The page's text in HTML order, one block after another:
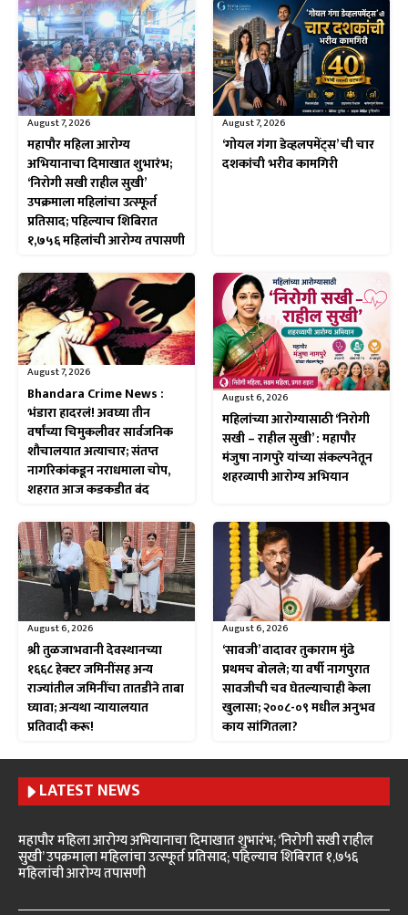
August 7, 2026
महापौर महिला आरोग्य
अभियानाचा दिमाखात शुभारंभ;
‘निरोगी सखी राहील सुखी’
उपक्रमाला महिलांचा उत्स्फूर्त
प्रतिसाद; पहिल्याच शिबिरात
१,७५६ महिलांची आरोग्य तपासणी
August 7, 2026
‘गोयल गंगा डेव्हलपमेंट्स’ ची चार
दशकांची भरीव कामगिरी
August 7, 2026
Bhandara Crime News :
भंडारा हादरलं! अवघ्या तीन
वर्षांच्या चिमुकलीवर सार्वजनिक
शौचालयात अत्याचार; संतप्त
नागरिकांकडून नराधमाला चोप,
शहरात आज कडकडीत बंद
August 6, 2026
महिलांच्या आरोग्यासाठी ‘निरोगी
सखी – राहील सुखी’ : महापौर
मंजुषा नागपुरे यांच्या संकल्पनेतून
शहरव्यापी आरोग्य अभियान
August 6, 2026
श्री तुळजाभवानी देवस्थानच्या
१६६८ हेक्टर जमिनींसह अन्य
राज्यांतील जमिनींचा तातडीने ताबा
घ्यावा; अन्यथा न्यायालयात
प्रतिवादी करू!
August 6, 2026
‘सावजी’ वादावर तुकाराम मुंढे
प्रथमच बोलले; या वर्षी नागपुरात
सावजीची चव घेतल्याचाही केला
खुलासा; २००८-०९ मधील अनुभव
काय सांगितला?
LATEST NEWS
महापौर महिला आरोग्य अभियानाचा दिमाखात शुभारंभ; ‘निरोगी सखी राहील
सुखी’ उपक्रमाला महिलांचा उत्स्फूर्त प्रतिसाद; पहिल्याच शिबिरात १,७५६
महिलांची आरोग्य तपासणी